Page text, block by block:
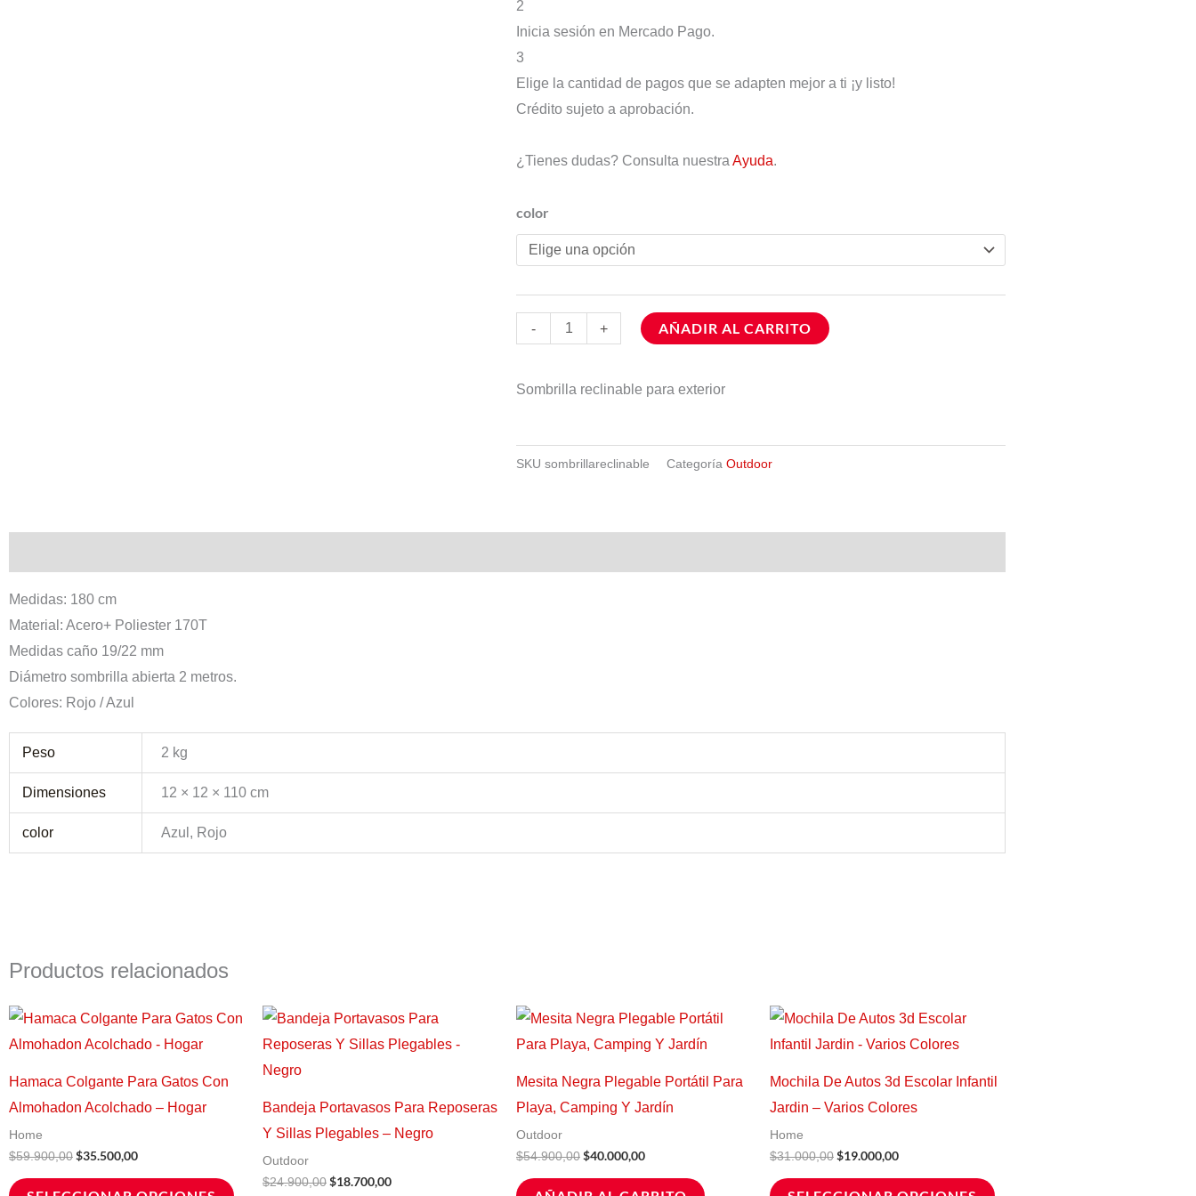
2
Inicia sesión en Mercado Pago.
3
Elige la cantidad de pagos que se adapten mejor a ti ¡y listo!
Crédito sujeto a aprobación.
¿Tienes dudas? Consulta nuestra Ayuda.
color
- + AÑADIR AL CARRITO
Sombrilla reclinable para exterior
SKU sombrillareclinable Categoría Outdoor
Medidas: 180 cm
Material: Acero+ Poliester 170T
Medidas caño 19/22 mm
Diámetro sombrilla abierta 2 metros.
Colores: Rojo / Azul
Peso 2 kg
Dimensiones 12 × 12 × 110 cm
color Azul, Rojo
Productos relacionados
Hamaca Colgante Para Gatos Con
Almohadon Acolchado – Hogar
Home
$59.900,00
El
precio
original
$59.900,00.
$35.500,00
El
precio
actual
$35.500,00.
Este
producto
tiene
Bandeja Portavasos Para Reposeras
Y Sillas Plegables – Negro
Outdoor
$24.900,00
El
precio
original
$18.700,00
El
precio
actual
Mesita Negra Plegable Portátil Para
Playa, Camping Y Jardín
Outdoor
$54.900,00
El
precio
original
$54.900,00.
$40.000,00
El
precio
actual
$40.000,00.
Mochila De Autos 3d Escolar Infantil
Jardin – Varios Colores
Home
$31.000,00
El
precio
original
$31.000,00.
$19.000,00
El
precio
actual
$19.000,00.